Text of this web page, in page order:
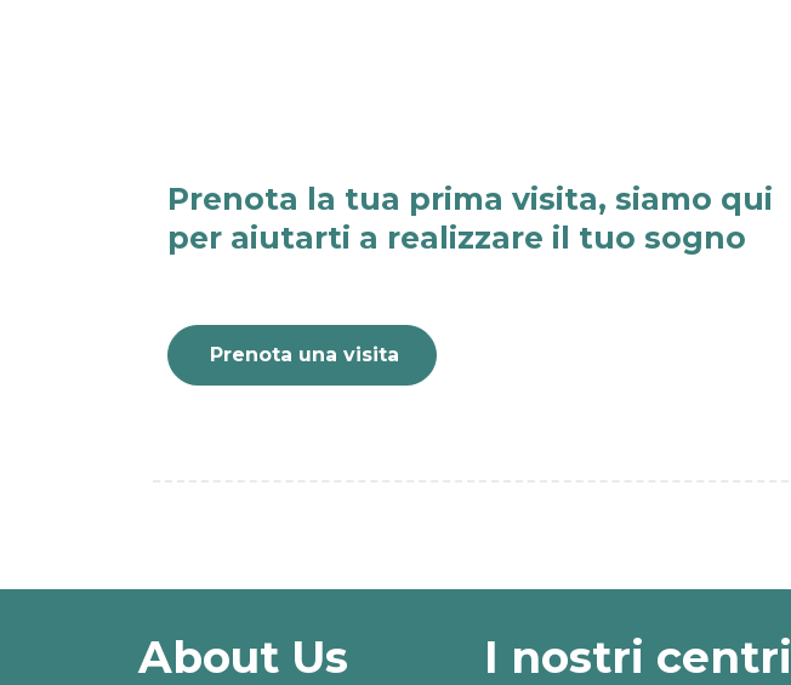
Prenota la tua prima visita, siamo qui
per aiutarti a realizzare il tuo sogno
Prenota una visita
About Us I nostri centri